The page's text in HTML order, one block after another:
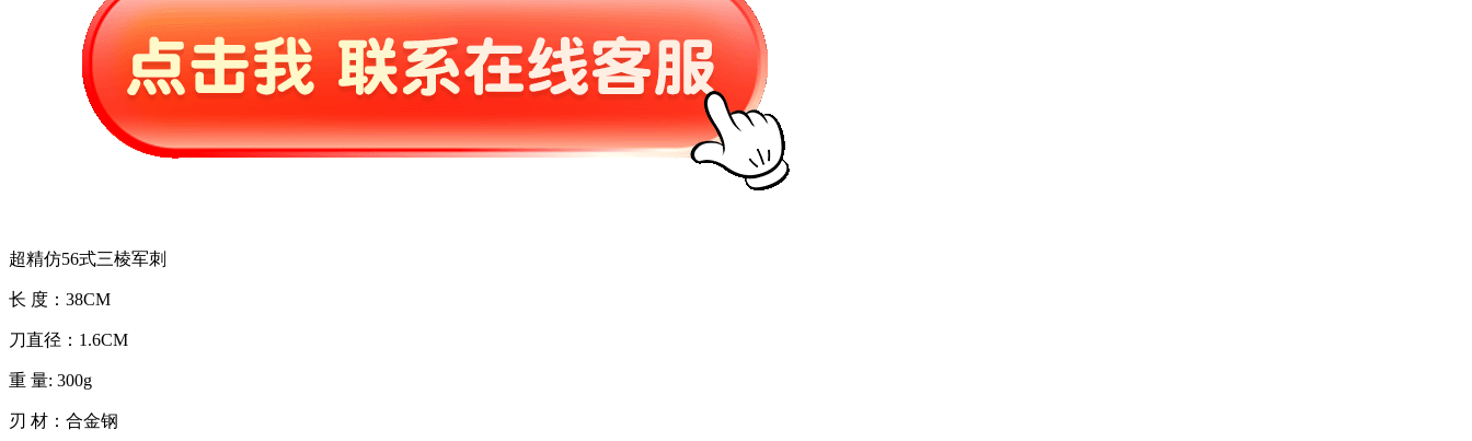
超精仿56式三棱军刺
长 度：38CM
刀直径：1.6CM
重 量: 300g
刃 材：合金钢